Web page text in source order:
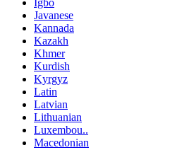
Igbo
Javanese
Kannada
Kazakh
Khmer
Kurdish
Kyrgyz
Latin
Latvian
Lithuanian
Luxembou..
Macedonian